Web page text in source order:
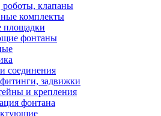
клапаны
комплекты
площадки
фонтаны
соединения
задвижки
и крепления
фонтана